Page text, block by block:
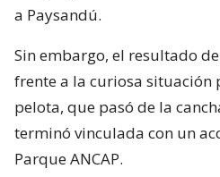
a Paysandú.
Sin embargo, el resultado
frente a la curiosa
pelota, que pasó de la
terminó vinculada con un
Parque ANCAP.